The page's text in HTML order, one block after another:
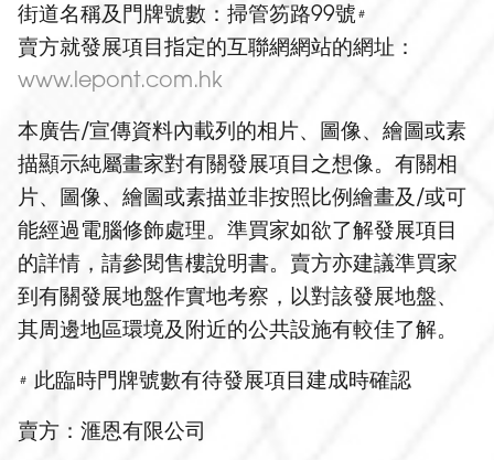
街道名稱及門牌號數：掃管笏路99號 ＃
賣方就發展項目指定的互聯網網站的網址：
www.lepont.com.hk
本廣告/宣傳資料內載列的相片、圖像、繪圖或素
描顯示純屬畫家對有關發展項目之想像。有關相
片、圖像、繪圖或素描並非按照比例繪畫及/或可
能經過電腦修飾處理。準買家如欲了解發展項目
的詳情，請參閱售樓說明書。賣方亦建議準買家
到有關發展地盤作實地考察，以對該發展地盤、
其周邊地區環境及附近的公共設施有較佳了解。
＃
此臨時門牌號數有待發展項目建成時確認
賣方：滙恩有限公司